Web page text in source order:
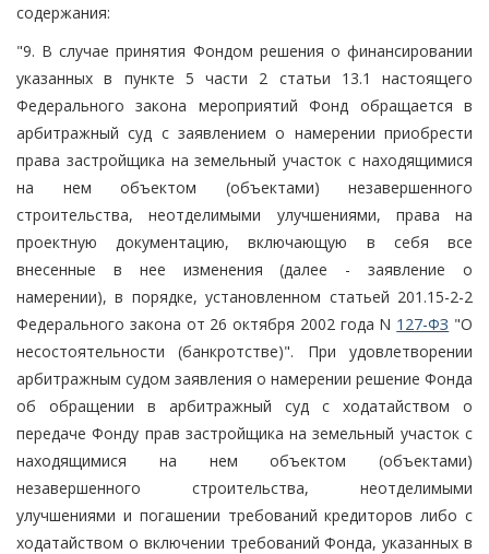
содержания:
"9. В случае принятия Фондом решения о финансировании
указанных в пункте 5 части 2 статьи 13.1 настоящего
Федерального закона мероприятий Фонд обращается в
арбитражный суд с заявлением о намерении приобрести
права застройщика на земельный участок с находящимися
на нем объектом (объектами) незавершенного
строительства, неотделимыми улучшениями, права на
проектную документацию, включающую в себя все
внесенные в нее изменения (далее - заявление о
намерении), в порядке, установленном статьей 201.15-2-2
Федерального закона от 26 октября 2002 года N 127-ФЗ "О
несостоятельности (банкротстве)". При удовлетворении
арбитражным судом заявления о намерении решение Фонда
об обращении в арбитражный суд с ходатайством о
передаче Фонду прав застройщика на земельный участок с
находящимися на нем объектом (объектами)
незавершенного строительства, неотделимыми
улучшениями и погашении требований кредиторов либо с
ходатайством о включении требований Фонда, указанных в